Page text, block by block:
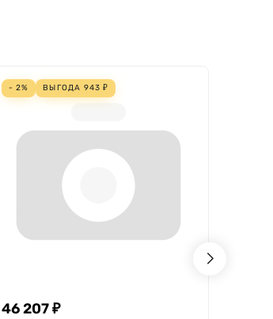
- 2% ВЫГОДА 943 ₽
46 207₽